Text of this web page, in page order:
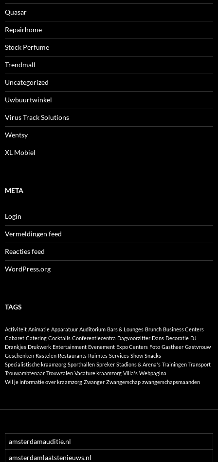
Quasar
Repairhome
Stock Perfume
Trendmall
Uncategorized
Uwbuurtwinkel
Virus Track Solutions
Wentsy
XL Mobiel
META
Login
Vermeldingen feed
Reacties feed
WordPress.org
TAGS
Activiteit Animatie Apparatuur Auditorium Bars & Lounges Brunch Business Centers
Cabaret Catering Cocktails Conferentiecentra Dagvoorzitter Dans Decoratie DJ
Drankjes Drukwerk Entertainment Evenement Expo Centers Foto Gastheer Gastvrouw
Geschenken Kastelen Restaurants Ruimtes Services Show Snacks
Specialistische kraamzorg Sporthallen Spreker Stadions & Arena's Trainingen Transport
Trouwambtenaar Trouwzalen Vacature kraamzorg Villa's Webpagina
Wil je informatie over kraamzorg Zwanger Zwangerschap zwangerschapsmaanden
amsterdamauditie.nl
amsterdamlaatstenieuws.nl